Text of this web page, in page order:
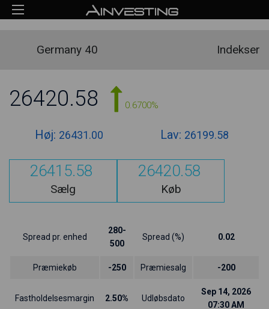
Germany 40 Indekser
26420.58 0.6700%
Høj: 26431.00 Lav: 26199.58
26415.58
Sælg
26420.58
Køb
Spread pr. enhed
280-
500
Spread (%) 0.02
Præmiekøb -250 Præmiesalg -200
Fastholdelsesmargin 2.50% Udløbsdato
Sep 14, 2026
07:30 AM